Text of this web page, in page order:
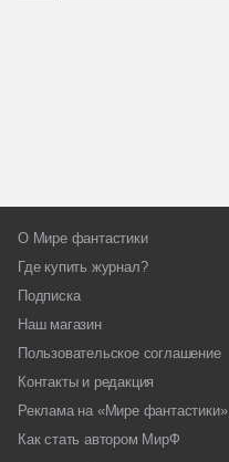
О Мире фантастики
Где купить журнал?
Подписка
Наш магазин
Пользовательское соглашение
Контакты и редакция
Реклама на «Мире фантастики»
Как стать автором МирФ